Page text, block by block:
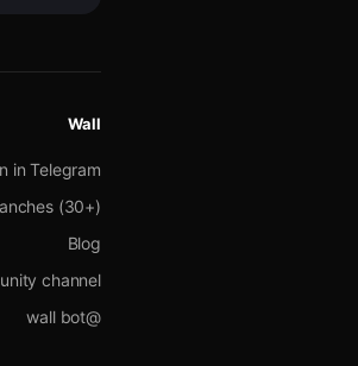
Wall
in Telegram
(30+)
Blog
channel
@wall bot